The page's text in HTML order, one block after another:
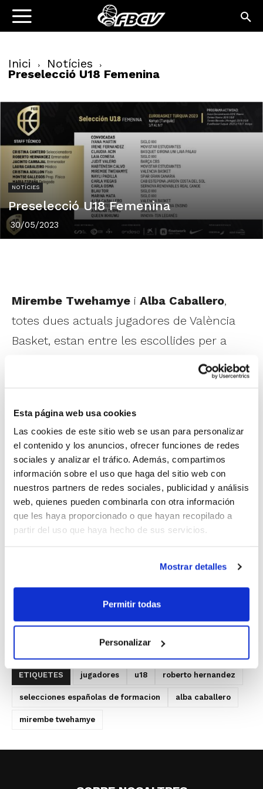
Esta página web usa cookies
Las cookies de este sitio web se usan para personalizar
el contenido y los anuncios, ofrecer funciones de redes
sociales y analizar el tráfico. Además, compartimos
información sobre el uso que haga del sitio web con
nuestros partners de redes sociales, publicidad y análisis
web, quienes pueden combinarla con otra información
que les haya proporcionado o que hayan recopilado a
partir del uso que haya hecho de sus servicios.
Mostrar detalles
Permitir todas
Personalizar
Inici Notícies
Preselecció U18 Femenina
NOTÍCIES
Preselecció U18 Femenina
30/05/2023
Mirembe Twehamye i Alba Caballero,
totes dues actuals jugadores de València
Basket, estan entre les escollides per a
Preselecció U18
que disputarà aquest estiu
Hernándezintegra també el cos tècnic.
La preparació arrancarà el 10 de juny a
Viveiro. En la localitat de Lugo jugarà un
Torneig internacional (dies 16, 17 i 18) abans
de viatjar a terres portugueses per a
disputar el Torneig Barcelos (23-25 juliol).
ETIQUETES jugadores u18 roberto hernandez
selecciones españolas de formacion alba caballero
mirembe twehamye